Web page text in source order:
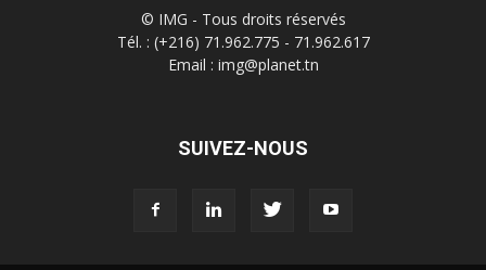
© IMG - Tous droits réservés
Tél. : (+216) 71.962.775 - 71.962.617
Email : img@planet.tn
SUIVEZ-NOUS